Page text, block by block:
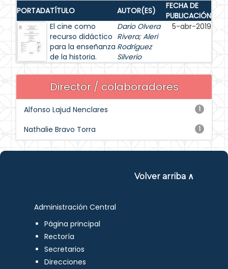
PORTADATÍTULO AUTOR(ES)
FECHA DE
PUBLICACIÓN
El cine como
recurso didáctico
para la enseñanza
de la historia.
Dario Olvera
Rivera;Aleri
Rodríguez
Silverio
5-abr-2019
Director / colaboradores
1
Alfonso Lajud Nenclares
1
Nathalie Bravo Torra
Volver arriba ∧
Administración Central
Página principal
Rectoría
Secretarios
Direcciones